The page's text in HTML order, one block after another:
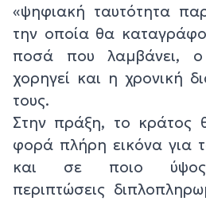
«ψηφιακή ταυτότητα
την οποία θα
ποσά που λαμβάνει,
χορηγεί και η χρονική
τους.
Στην πράξη, το κράτος
φορά πλήρη εικόνα για
και σε ποιο ύψος,
περιπτώσεις